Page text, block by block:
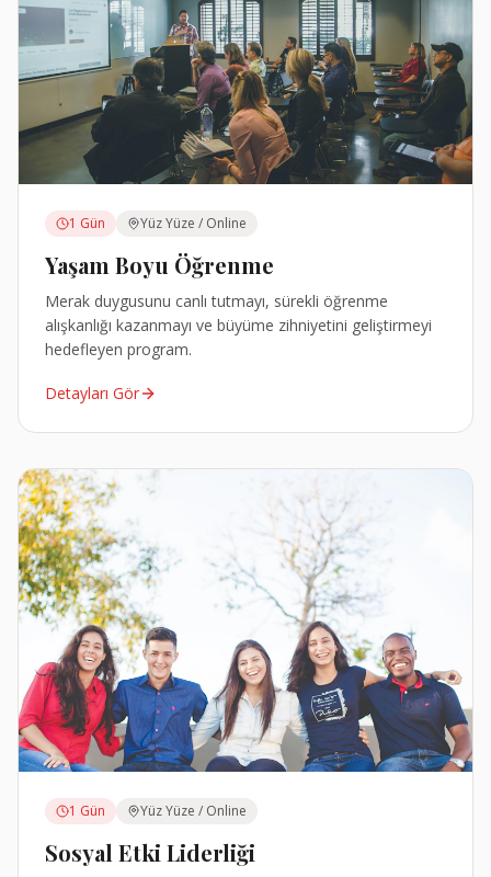
1 Gün Yüz Yüze / Online
Yaşam Boyu Öğrenme
Merak duygusunu canlı tutmayı, sürekli öğrenme
alışkanlığı kazanmayı ve büyüme zihniyetini geliştirmeyi
hedefleyen program.
Detayları Gör
1 Gün Yüz Yüze / Online
Sosyal Etki Liderliği